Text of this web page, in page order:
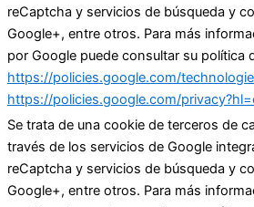
reCaptcha y servicios de búsqueda y
Google+, entre otros. Para más
por Google puede consultar su política
https://policies.google.com/
https://policies.google.com/
Se trata de una cookie de terceros de
través de los servicios de Google
reCaptcha y servicios de búsqueda y
Google+, entre otros. Para más